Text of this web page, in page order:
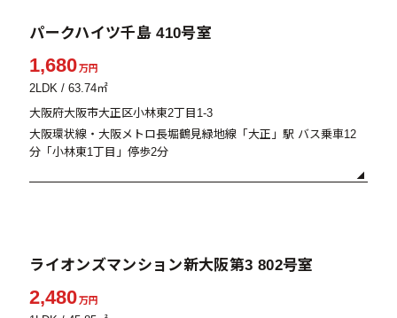
パークハイツ千島 410号室
1,680万円
2LDK / 63.74㎡
大阪府大阪市大正区小林東2丁目1-3
大阪環状線・大阪メトロ長堀鶴見緑地線「大正」駅 バス乗車12
分「小林東1丁目」停歩2分
ライオンズマンション新大阪第3 802号室
2,480万円